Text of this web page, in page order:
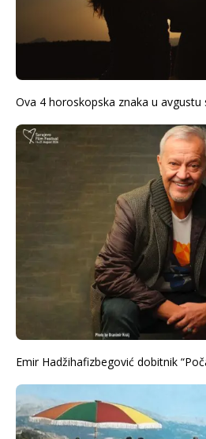
Ova 4 horoskopska znaka u
Emir Hadžihafizbegović dobitnik